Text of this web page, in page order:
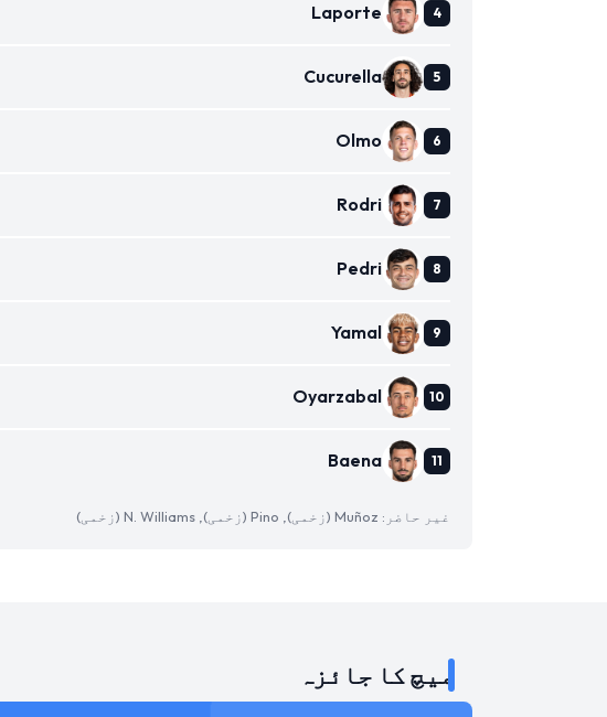
Laporte
Cucurella
Olmo
Rodri
Pedri
Yamal
Oyarzabal
Baena
غیر حاضر: Muñoz (زخمی), Pino (زخمی), N. Williams (زخمی)
میچ کا جائزہ